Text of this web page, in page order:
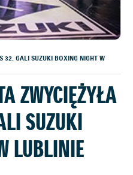
32. GALI SUZUKI BOXING NIGHT W
ZWYCIĘŻYŁA
SUZUKI
LUBLINIE